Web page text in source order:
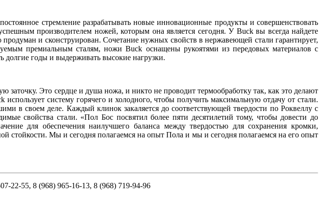
стремление разрабатывать новые инновационные продукты и совершенствовать
производителем ножей, которым она является сегодня. У Buck вы всегда найдете
и сконструирован. Сочетание нужных свойств в нержавеющей стали гарантирует,
премиальным сталям, ножи Buck оснащены рукоятями из передовых материалов с
годы и выдерживать высокие нагрузки.
заточку. Это сердце и душа ножа, и никто не проводит термообработку так, как это делают
систему горячего и холодного, чтобы получить максимальную отдачу от стали.
в своем деле. Каждый клинок закаляется до соответствующей твердости по Роквеллу с
свойства стали. «Пол Бос посвятил более пяти десятилетий тому, чтобы довести до
для обеспечения наилучшего баланса между твердостью для сохранения кромки,
стойкости. Мы и сегодня полагаемся на опыт Пола и мы и сегодня полагаемся на его опыт
22-55, 8 (968) 965-16-13, 8 (968) 719-94-96